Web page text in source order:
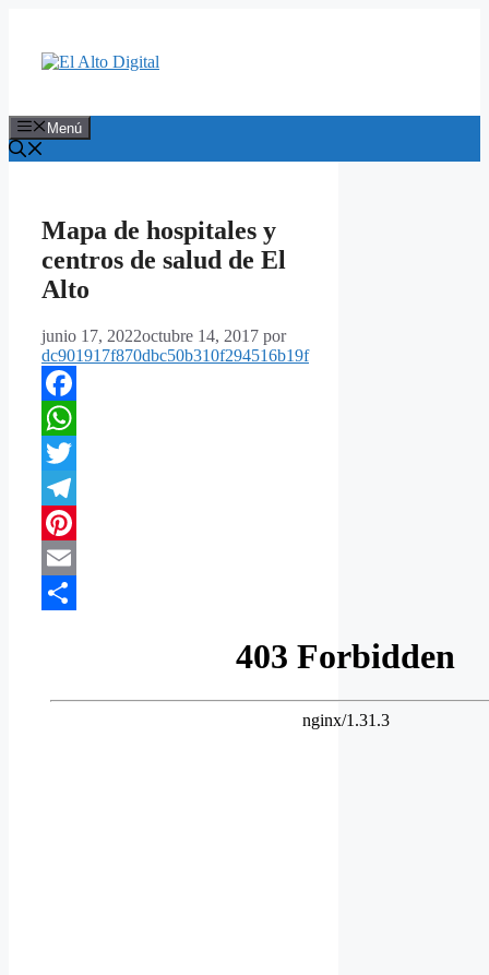
contenido
Menú
Mapa de hospitales y
centros de salud de El
Alto
junio 17, 2022octubre 14, 2017 por
dc901917f870dbc50b310f294516b19f
Facebook
WhatsApp
Twitter
Telegram
Pinterest
Email